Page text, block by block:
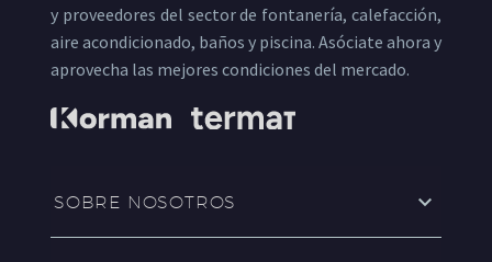
y proveedores del sector de fontanería, calefacción,
aire acondicionado, baños y piscina. Asóciate ahora y
aprovecha las mejores condiciones del mercado.
SOBRE NOSOTROS